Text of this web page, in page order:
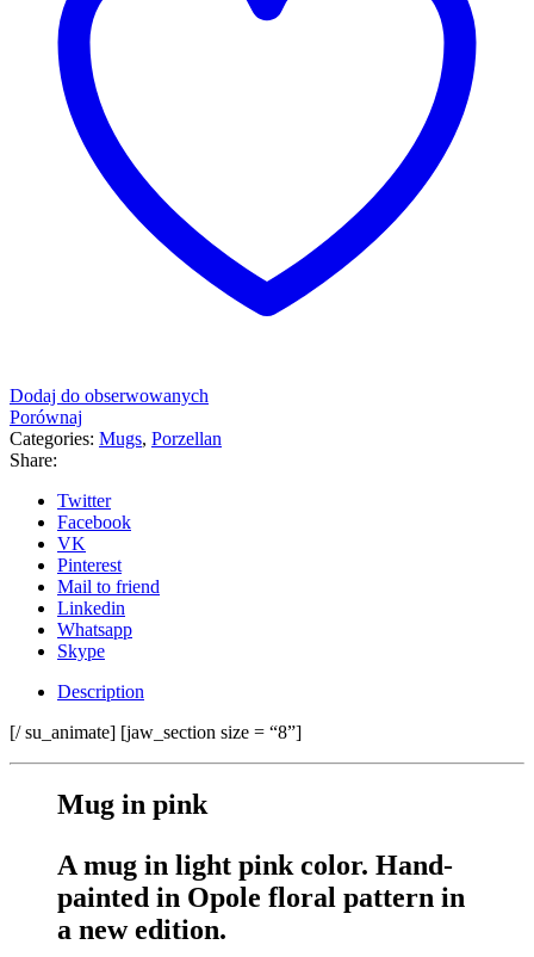
Dodaj do obserwowanych
Porównaj
Categories: Mugs, Porzellan
Share:
Twitter
Facebook
VK
Pinterest
Mail to friend
Linkedin
Whatsapp
Skype
Description
[/ su_animate] [jaw_section size = “8”]
Mug in pink
A mug in light pink color. Hand-
painted in Opole floral pattern in
a new edition.